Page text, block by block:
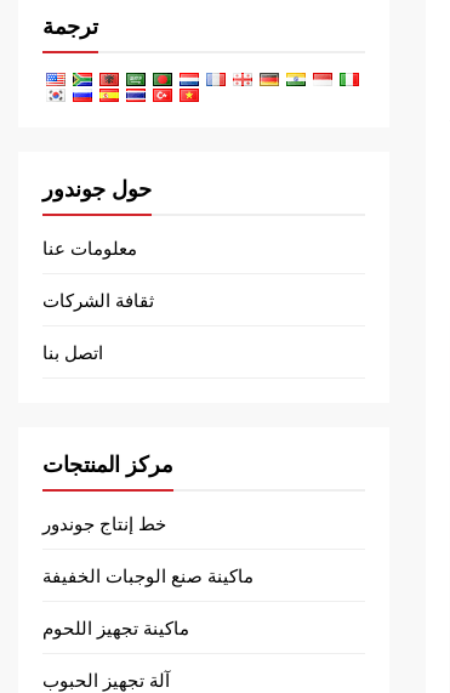
ترجمة
حول جوندور
معلومات عنا
ثقافة الشركات
اتصل بنا
مركز المنتجات
خط إنتاج جوندور
ماكينة صنع الوجبات الخفيفة
ماكينة تجهيز اللحوم
آلة تجهيز الحبوب